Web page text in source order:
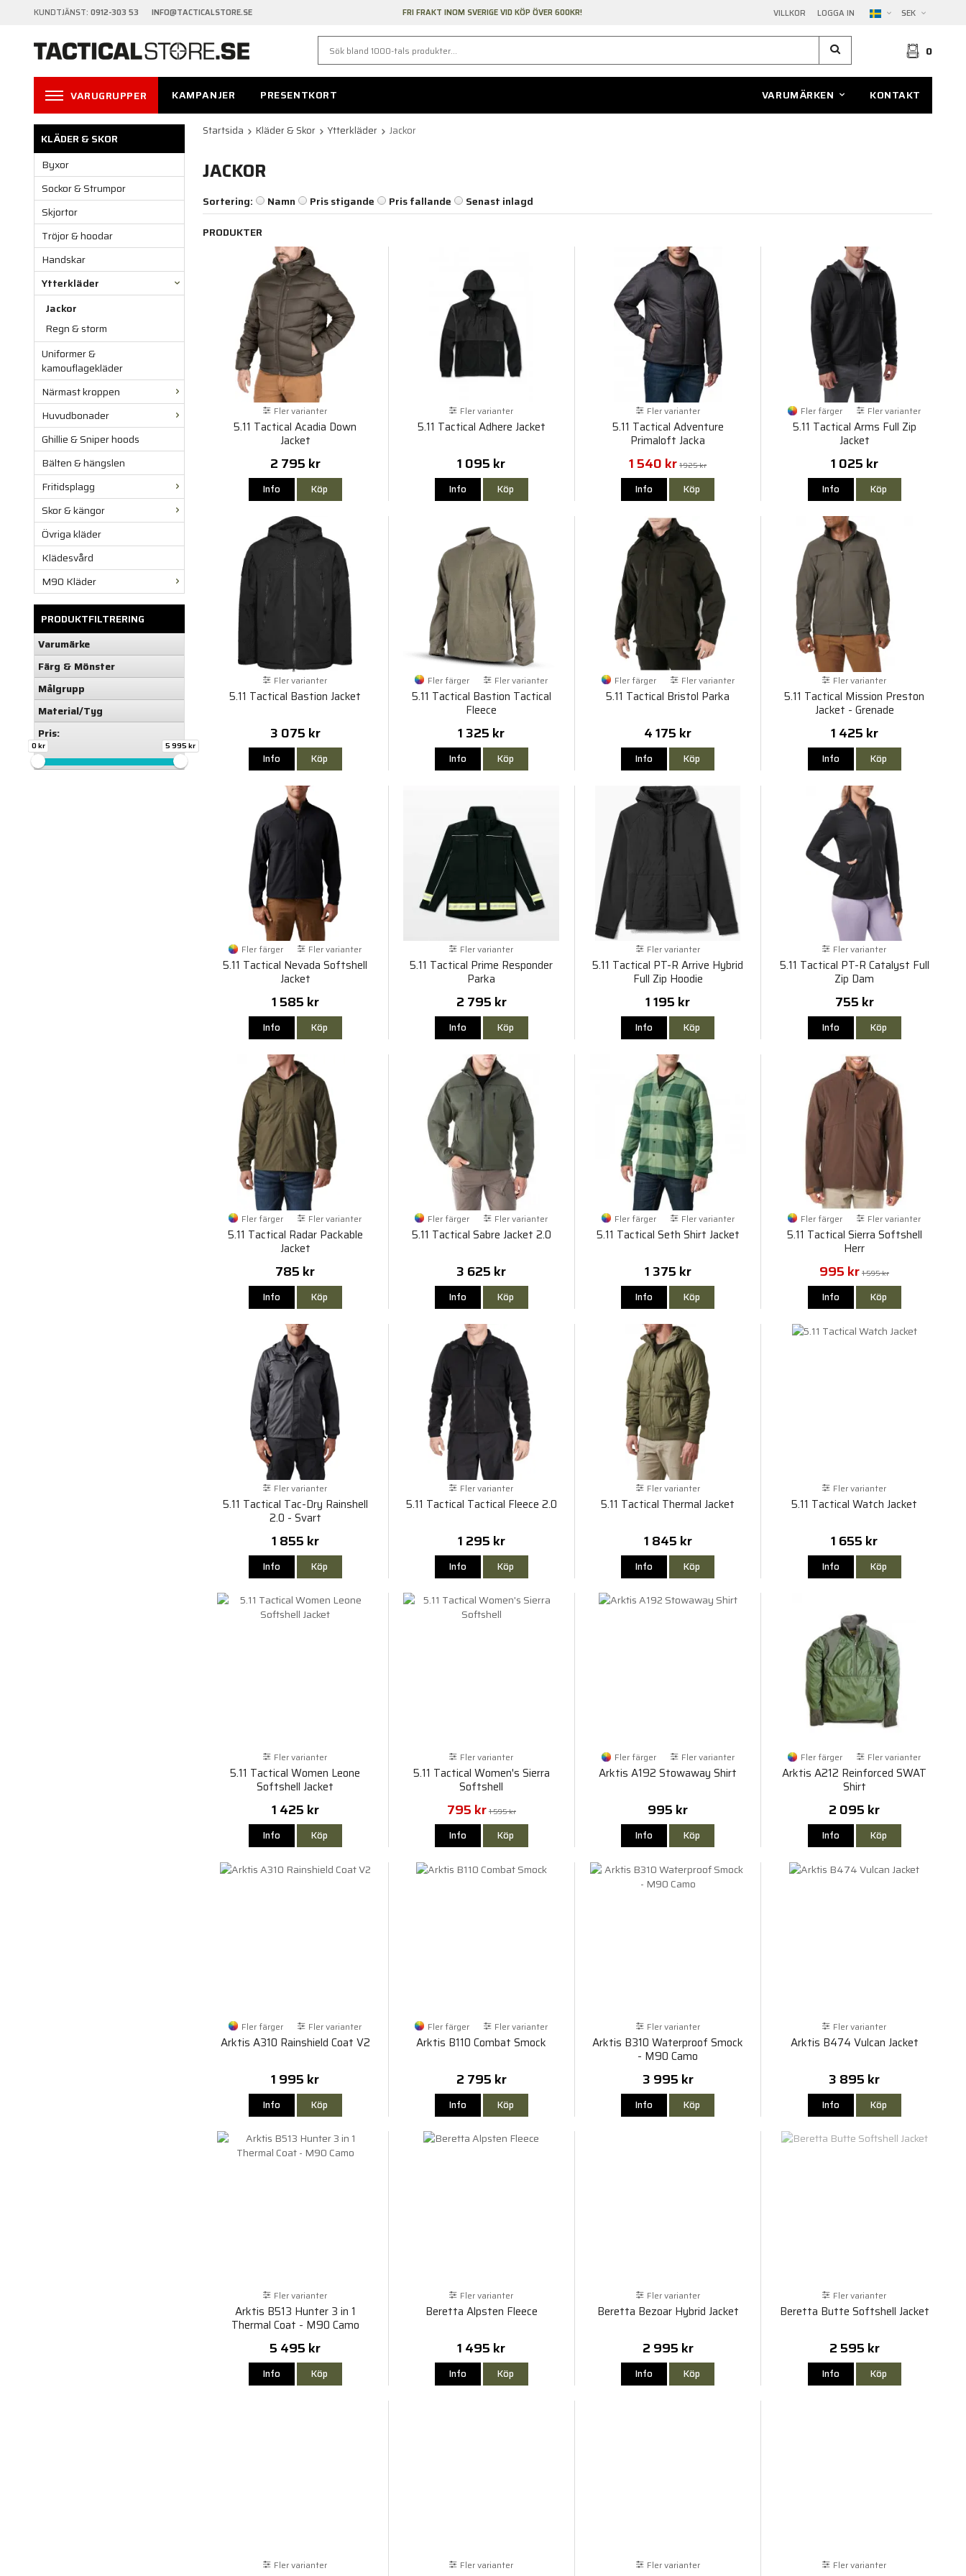
KUNDTJÄNST: 0912-303 53 INFO@TACTICALSTORE.SE VILLKOR LOGGA IN SEK
FRI FRAKT INOM SVERIGE VID KÖP ÖVER 600KR!
0
VARUGRUPPER KAMPANJER PRESENTKORT VARUMÄRKEN KONTAKT
KLÄDER & SKOR
Byxor
Sockor & Strumpor
Skjortor
Tröjor & hoodar
Handskar
Ytterkläder
Jackor
Regn & storm
Uniformer &
kamouflagekläder
Närmast kroppen
Huvudbonader
Ghillie & Sniper hoods
Bälten & hängslen
Fritidsplagg
Skor & kängor
Övriga kläder
Klädesvård
M90 Kläder
PRODUKTFILTRERING
Varumärke
Färg & Mönster
Målgrupp
Material/Tyg
Pris:
0 kr 5 995 kr
Startsida Kläder & Skor Ytterkläder Jackor
JACKOR
Sortering: Namn Pris stigande Pris fallande
Senast inlagd
PRODUKTER
Fler varianter
5.11 Tactical Acadia Down
Jacket
2 795 kr
Info Köp
Fler varianter
5.11 Tactical Adhere Jacket
1 095 kr
Info Köp
Fler varianter
5.11 Tactical Adventure
Primaloft Jacka
1 540 kr 1 925 kr
Info Köp
Fler färger Fler varianter
5.11 Tactical Arms Full Zip
Jacket
1 025 kr
Info Köp
Fler varianter
5.11 Tactical Bastion Jacket
3 075 kr
Info Köp
Fler färger Fler varianter
5.11 Tactical Bastion Tactical
Fleece
1 325 kr
Info Köp
Fler färger Fler varianter
5.11 Tactical Bristol Parka
4 175 kr
Info Köp
Fler varianter
5.11 Tactical Mission Preston
Jacket - Grenade
1 425 kr
Info Köp
Fler färger Fler varianter
5.11 Tactical Nevada Softshell
Jacket
1 585 kr
Info Köp
Fler varianter
5.11 Tactical Prime Responder
Parka
2 795 kr
Info Köp
Fler varianter
5.11 Tactical PT-R Arrive Hybrid
Full Zip Hoodie
1 195 kr
Info Köp
Fler varianter
5.11 Tactical PT-R Catalyst Full
Zip Dam
755 kr
Info Köp
Fler färger Fler varianter
5.11 Tactical Radar Packable
Jacket
785 kr
Info Köp
Fler färger Fler varianter
5.11 Tactical Sabre Jacket 2.0
3 625 kr
Info Köp
Fler färger Fler varianter
5.11 Tactical Seth Shirt Jacket
1 375 kr
Info Köp
Fler färger Fler varianter
5.11 Tactical Sierra Softshell
Herr
995 kr 1 595 kr
Info Köp
Fler varianter
5.11 Tactical Tac-Dry Rainshell
2.0 - Svart
1 855 kr
Info Köp
Fler varianter
5.11 Tactical Tactical Fleece 2.0
1 295 kr
Info Köp
Fler varianter
5.11 Tactical Thermal Jacket
1 845 kr
Info Köp
Fler varianter
5.11 Tactical Watch Jacket
1 655 kr
Info Köp
Fler varianter
5.11 Tactical Women Leone
Softshell Jacket
1 425 kr
Info Köp
Fler varianter
5.11 Tactical Women's Sierra
Softshell
795 kr 1 595 kr
Info Köp
Fler färger Fler varianter
Arktis A192 Stowaway Shirt
995 kr
Info Köp
Fler färger Fler varianter
Arktis A212 Reinforced SWAT
Shirt
2 095 kr
Info Köp
Fler färger Fler varianter
Arktis A310 Rainshield Coat V2
1 995 kr
Info Köp
Fler färger Fler varianter
Arktis B110 Combat Smock
2 795 kr
Info Köp
Fler varianter
Arktis B310 Waterproof Smock
- M90 Camo
3 995 kr
Info Köp
Fler varianter
Arktis B474 Vulcan Jacket
3 895 kr
Info Köp
Fler varianter
Arktis B513 Hunter 3 in 1
Thermal Coat - M90 Camo
5 495 kr
Info Köp
Fler varianter
Beretta Alpsten Fleece
1 495 kr
Info Köp
Fler varianter
Beretta Bezoar Hybrid Jacket
2 995 kr
Info Köp
Fler varianter
Beretta Butte Softshell Jacket
2 595 kr
Info Köp
Fler varianter Fler varianter Fler varianter Fler varianter